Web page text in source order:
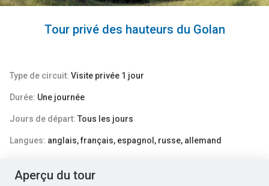
Tour privé des hauteurs du Golan
Type de circuit: Visite privée 1 jour
Durée: Une journée
Jours de départ: Tous les jours
Langues: anglais, français, espagnol, russe, allemand
Aperçu du tour